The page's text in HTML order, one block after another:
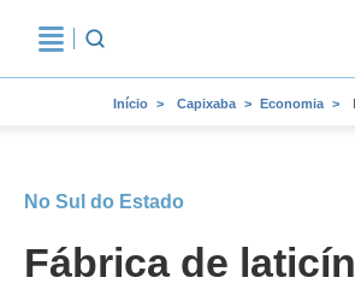
Início Capixaba Economia
No Sul do Estado
Fábrica de